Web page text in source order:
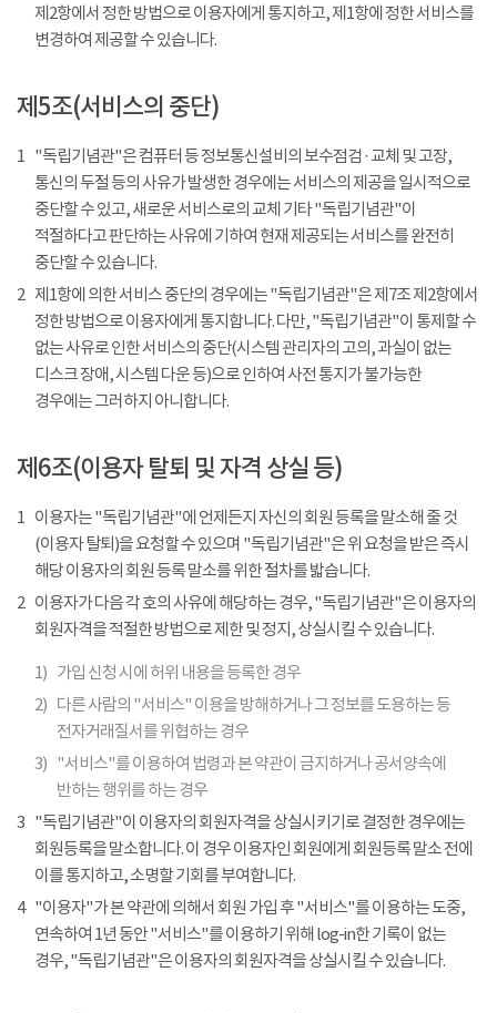
제2항에서 정한 방법으로 이용자에게 통지하고, 제1항에 정한 서비스를
변경하여 제공할 수 있습니다.
제5조(서비스의 중단)
1 "독립기념관"은 컴퓨터 등 정보통신설비의 보수점검 · 교체 및 고장,
통신의 두절 등의 사유가 발생한 경우에는 서비스의 제공을 일시적으로
중단할 수 있고, 새로운 서비스로의 교체 기타 "독립기념관"이
적절하다고 판단하는 사유에 기하여 현재 제공되는 서비스를 완전히
중단할 수 있습니다.
2 제1항에 의한 서비스 중단의 경우에는 "독립기념관"은 제7조 제2항에서
정한 방법으로 이용자에게 통지합니다. 다만, "독립기념관"이 통제할 수
없는 사유로 인한 서비스의 중단(시스템 관리자의 고의, 과실이 없는
디스크 장애, 시스템 다운 등)으로 인하여 사전 통지가 불가능한
경우에는 그러하지 아니합니다.
제6조(이용자 탈퇴 및 자격 상실 등)
1 이용자는 "독립기념관"에 언제든지 자신의 회원 등록을 말소해 줄 것
(이용자 탈퇴)을 요청할 수 있으며 "독립기념관"은 위 요청을 받은 즉시
해당 이용자의 회원 등록 말소를 위한 절차를 밟습니다.
2 이용자가 다음 각 호의 사유에 해당하는 경우, "독립기념관"은 이용자의
회원자격을 적절한 방법으로 제한 및 정지, 상실시킬 수 있습니다.
1) 가입 신청 시에 허위 내용을 등록한 경우
2) 다른 사람의 "서비스" 이용을 방해하거나 그 정보를 도용하는 등
전자거래질서를 위협하는 경우
3) "서비스"를 이용하여 법령과 본 약관이 금지하거나 공서양속에
반하는 행위를 하는 경우
3 "독립기념관"이 이용자의 회원자격을 상실시키기로 결정한 경우에는
회원등록을 말소합니다. 이 경우 이용자인 회원에게 회원등록 말소 전에
이를 통지하고, 소명할 기회를 부여합니다.
4
"이용자"가 본 약관에 의해서 회원 가입 후 "서비스"를 이용하는 도중,
연속하여 1년 동안 "서비스"를 이용하기 위해 log-in한 기록이 없는
경우, "독립기념관"은 이용자의 회원자격을 상실시킬 수 있습니다.